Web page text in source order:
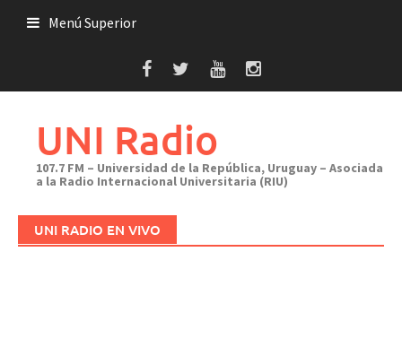
Menú Superior
UNI Radio
107.7 FM – Universidad de la República, Uruguay – Asociada
a la Radio Internacional Universitaria (RIU)
UNI RADIO EN VIVO